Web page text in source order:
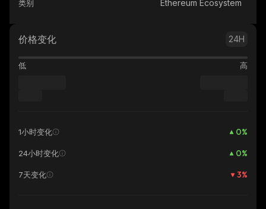
类别 Ethereum Ecosystem
价格变化 24H
低 高
1小时变化 0%
24小时变化 0%
7天变化 3%